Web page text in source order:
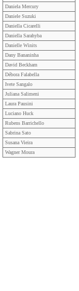
Daniela Mercury
Daniele Suzuki
Daniella Cicarelli
Daniella Sarahyba
Danielle Winits
Dany Bananinha
David Beckham
Débora Falabella
Ivete Sangalo
Juliana Salimeni
Laura Pausini
Luciano Huck
Rubens Barrichello
Sabrina Sato
Susana Vieira
Wagner Moura